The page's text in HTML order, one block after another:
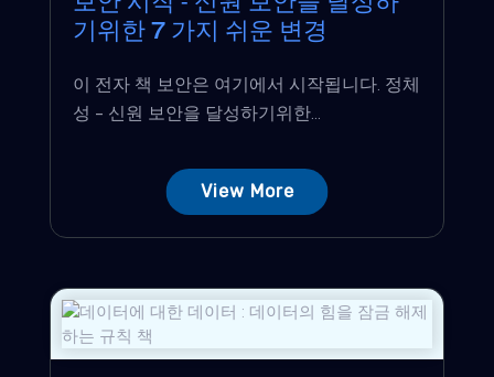
기위한 7 가지 쉬운 변경
이 전자 책 보안은 여기에서 시작됩니다. 정체
성 - 신원 보안을 달성하기위한...
View More